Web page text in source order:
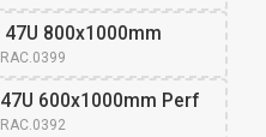
47U 800x1000mm
RAC.0399
47U 600x1000mm Perf
RAC.0392